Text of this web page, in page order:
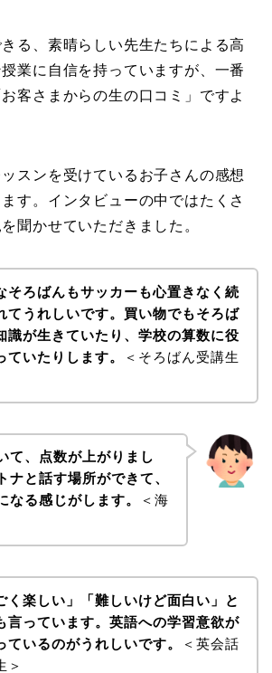
る、素晴らしい先生たちによる高
業に自信を持っていますが、一番
客さまからの生の口コミ」ですよ
スンを受けているお子さんの感想
す。インタビューの中ではたくさ
聞かせていただきました。
そろばんもサッカーも心置きなく続
てうれしいです。買い物でもそろば
識が生きていたり、学校の算数に役
ていたりします。
＜そろばん受講生
て、点数が上がりまし
ナと話す場所ができて、
なる感じがします。
＜海
く楽しい」「難しいけど面白い」と
言っています。英語への学習意欲が
ているのがうれしいです。
＜英会話
＞